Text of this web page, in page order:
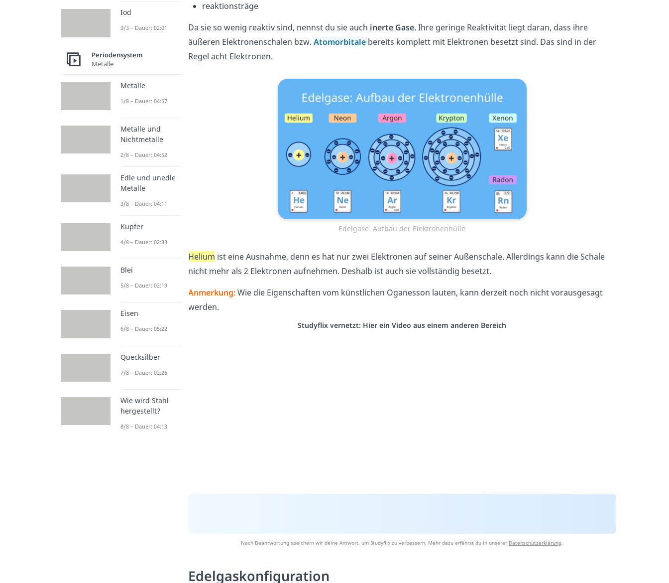
reaktionsträge
Da sie so wenig reaktiv sind, nennst du sie auch inerte Gase.Ihre geringe Reaktivität liegt daran, dass ihre
äußeren Elektronenschalen bzw. Atomorbitale bereits komplett mit Elektronen besetzt sind. Das sind in der
Regel acht Elektronen.
Edelgase: Aufbau der Elektronenhülle
Helium ist eine Ausnahme, denn es hat nur zwei Elektronen auf seiner Außenschale. Allerdings kann die Schale
nicht mehr als 2 Elektronen aufnehmen. Deshalb ist auch sie vollständig besetzt.
Anmerkung: Wie die Eigenschaften vom künstlichen Oganesson lauten, kann derzeit noch nicht vorausgesagt
werden.
Studyflix vernetzt: Hier ein Video aus einem anderen Bereich
Nach Beantwortung speichern wir deine Antwort, um Studyflix zu verbessern. Mehr dazu erfährst du in unserer Datenschutzerklärung
Edelgaskonfiguration
Iod
3/3 – Dauer: 02:01
Periodensystem
Metalle
Metalle
1/8 – Dauer: 04:57
Metalle und
Nichtmetalle
2/8 – Dauer: 04:52
Edle und unedle
Metalle
3/8 – Dauer: 04:11
Kupfer
4/8 – Dauer: 02:33
Blei
5/8 – Dauer: 02:19
Eisen
6/8 – Dauer: 05:22
Quecksilber
7/8 – Dauer: 02:26
Wie wird Stahl
hergestellt?
8/8 – Dauer: 04:13